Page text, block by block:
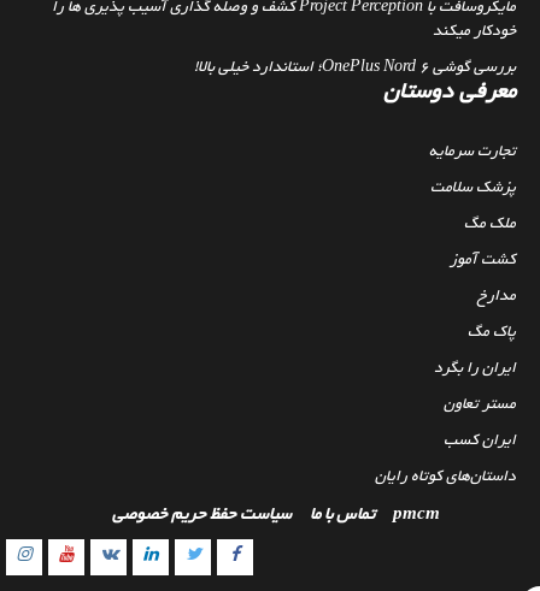
مایکروسافت با Project Perception کشف و وصله گذاری آسیب پذیری ها را
خودکار میکند
بررسی گوشی OnePlus Nord 6؛ استاندارد خیلی بالا!
معرفی دوستان
تجارت سرمایه
پزشک سلامت
ملک مگ
کشت آموز
مدارخ
پاک مگ
ایران را بگرد
مستر تعاون
ایران کسب
داستان‌های کوتاه رایان
pmcm تماس با ما سیاست حفظ حریم خصوصی
Facebook
Twitter
Linkedin
VK